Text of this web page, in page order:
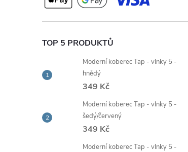
l
TOP 5 PRODUKTŮ
Moderní koberec Tap - vlnky 5 -
hnědý
349 Kč
Moderní koberec Tap - vlnky 5 -
šedý/červený
349 Kč
Moderní koberec Tap - vlnky 5 -